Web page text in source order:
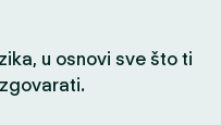
u osnovi sve što ti